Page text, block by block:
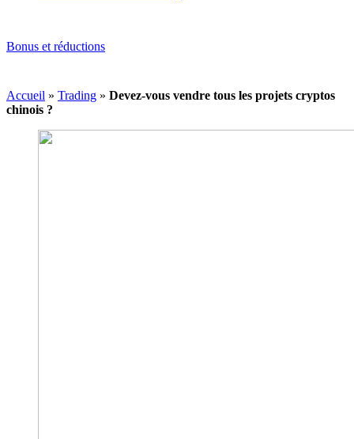
Bonus et réductions
Accueil » Trading » Devez-vous vendre tous les projets cryptos
chinois ?